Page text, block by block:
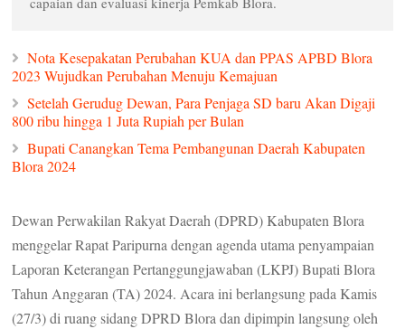
Nota Kesepakatan Perubahan KUA dan PPAS APBD Blora
2023 Wujudkan Perubahan Menuju Kemajuan
Setelah Gerudug Dewan, Para Penjaga SD baru Akan Digaji
800 ribu hingga 1 Juta Rupiah per Bulan
Bupati Canangkan Tema Pembangunan Daerah Kabupaten
Blora 2024
Dewan Perwakilan Rakyat Daerah (DPRD) Kabupaten Blora
menggelar Rapat Paripurna dengan agenda utama penyampaian
Laporan Keterangan Pertanggungjawaban (LKPJ) Bupati Blora
Tahun Anggaran (TA) 2024. Acara ini berlangsung pada Kamis
(27/3) di ruang sidang DPRD Blora dan dipimpin langsung oleh